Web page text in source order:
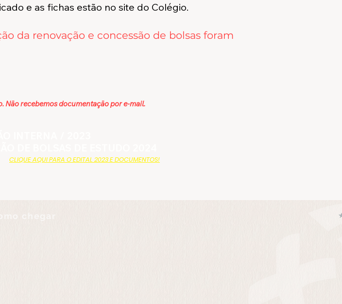
e as fichas estão no site do Colégio.
da renovação e concessão de bolsas foram
Não recebemos documentação pore-mail.
CLIQUE AQUI PARA O EDITAL 2023 E DOCUMENTOS!